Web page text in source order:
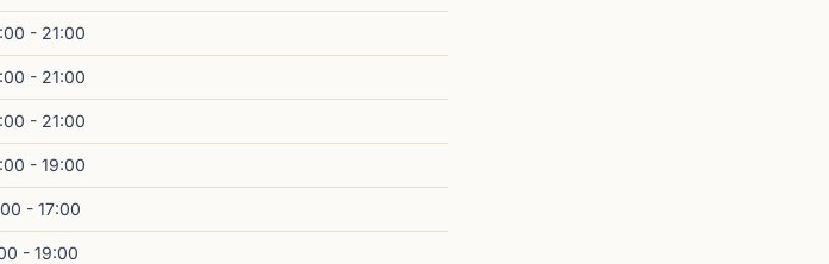
- 21:00
- 21:00
- 21:00
- 19:00
- 17:00
- 19:00